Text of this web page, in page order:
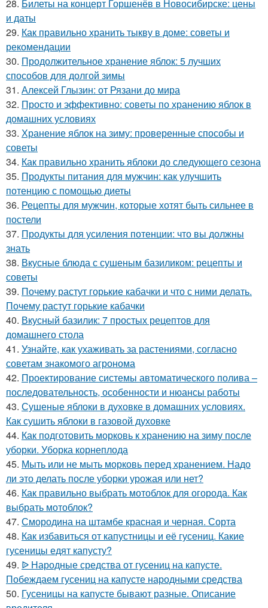
28. Билеты на концерт Горшенёв в Новосибирске: цены
и даты
29. Как правильно хранить тыкву в доме: советы и
рекомендации
30. Продолжительное хранение яблок: 5 лучших
способов для долгой зимы
31. Алексей Глызин: от Рязани до мира
32. Просто и эффективно: советы по хранению яблок в
домашних условиях
33. Хранение яблок на зиму: проверенные способы и
советы
34. Как правильно хранить яблоки до следующего сезона
35. Продукты питания для мужчин: как улучшить
потенцию с помощью диеты
36. Рецепты для мужчин, которые хотят быть сильнее в
постели
37. Продукты для усиления потенции: что вы должны
знать
38. Вкусные блюда с сушеным базиликом: рецепты и
советы
39. Почему растут горькие кабачки и что с ними делать.
Почему растут горькие кабачки
40. Вкусный базилик: 7 простых рецептов для
домашнего стола
41. Узнайте, как ухаживать за растениями, согласно
советам знакомого агронома
42. Проектирование системы автоматического полива –
последовательность, особенности и нюансы работы
43. Сушеные яблоки в духовке в домашних условиях.
Как сушить яблоки в газовой духовке
44. Как подготовить морковь к хранению на зиму после
уборки. Уборка корнеплода
45. Мыть или не мыть морковь перед хранением. Надо
ли это делать после уборки урожая или нет?
46. Как правильно выбрать мотоблок для огорода. Как
выбрать мотоблок?
47. Смородина на штамбе красная и черная. Сорта
48. Как избавиться от капустницы и её гусениц. Какие
гусеницы едят капусту?
49. ᐉ Народные средства от гусениц на капусте.
Побеждаем гусениц на капусте народными средства
50. Гусеницы на капусте бывают разные. Описание